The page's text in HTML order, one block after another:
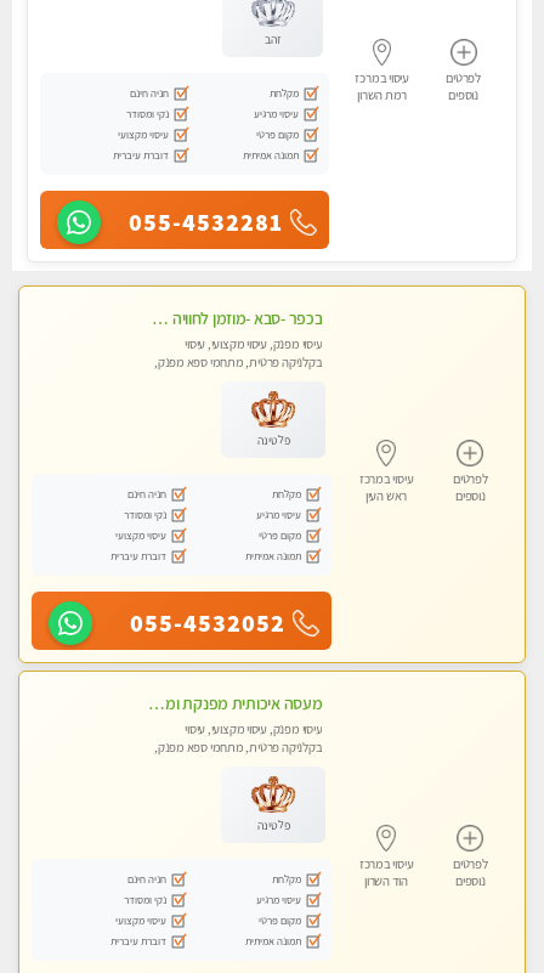
לפרטים
נוספים
עיסוי במרכז
רמת השרון
זהב
מקלחת
חניה חינם
עיסוי מרגיע
נקי ומסודר
מקום פרטי
עיסוי מקצועי
תמונה אמיתית
דוברת עיברית
055-4532281
לפרטים
נוספים
עיסוי במרכז
ראש העין
בכפר -סבא -מוזמן לחוויה בלתי נשכחת!!!עיסוי מפנק ביותר מומלץ לחלוטין!!!
עיסוי מפנק, עיסוי מקצועי, עיסוי
בקלניקה פרטית, מתחמי ספא מפנק,
פלטינה
מקלחת
חניה חינם
עיסוי מרגיע
נקי ומסודר
מקום פרטי
עיסוי מקצועי
תמונה אמיתית
דוברת עיברית
055-4532052
לפרטים
נוספים
עיסוי במרכז
הוד השרון
מעסה איכותית מפנקת ומקצועית
עיסוי מפנק, עיסוי מקצועי, עיסוי
בקלניקה פרטית, מתחמי ספא מפנק,
פלטינה
מקלחת
חניה חינם
עיסוי מרגיע
נקי ומסודר
מקום פרטי
עיסוי מקצועי
תמונה אמיתית
דוברת עיברית